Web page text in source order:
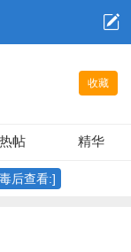
收藏
热帖 精华
后查看:]